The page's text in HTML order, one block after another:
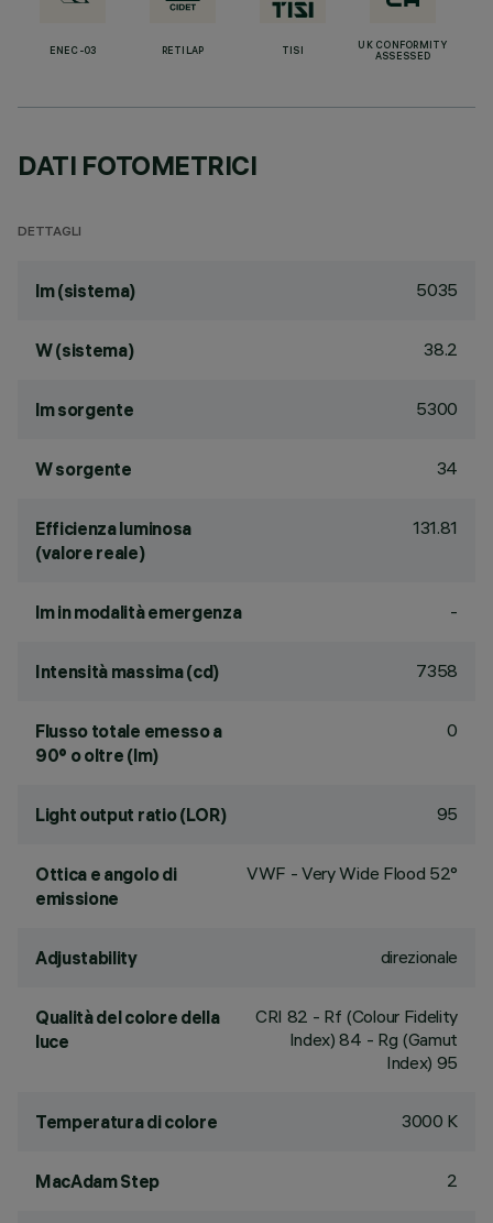
ENEC-03 RETILAP TISI
UK CONFORMITY
ASSESSED
DATI FOTOMETRICI
DETTAGLI
lm (sistema) 5035
W (sistema) 38.2
lm sorgente 5300
W sorgente 34
Efficienza luminosa
(valore reale)
131.81
lm in modalità emergenza -
Intensità massima (cd) 7358
Flusso totale emesso a
90° o oltre (lm)
0
Light output ratio (LOR) 95
Ottica e angolo di
emissione
VWF - Very Wide Flood 52°
Adjustability direzionale
Qualità del colore della
luce
CRI 82 - Rf (Colour Fidelity
Index) 84 - Rg (Gamut
Index) 95
Temperatura di colore 3000 K
MacAdam Step 2